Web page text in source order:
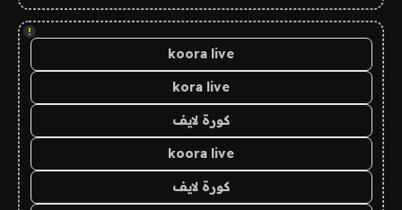
!
koora live
kora live
كورة لايف
koora live
كورة لايف